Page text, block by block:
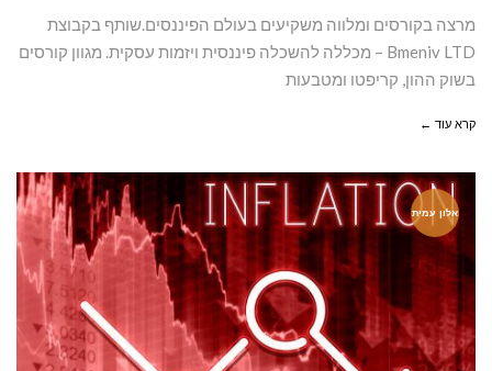
מרצה בקורסים ומלווה משקיעים בעולם הפיננסים.שותף בקבוצת
Bmeniv LTD – מכללה להשכלה פיננסית ויזמות עסקית. מגוון קורסים
בשוק ההון, קריפטו ומטבעות
קרא עוד ←
אלון עמית